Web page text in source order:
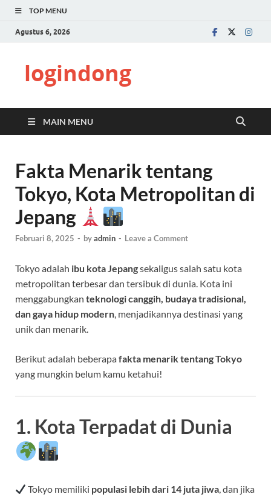
TOP MENU
Agustus 6, 2026
logindong
MAIN MENU
Fakta Menarik tentang
Tokyo, Kota Metropolitan di
Jepang
Februari 8, 2025 - byadmin - Leave a Comment
Tokyo adalah ibu kota Jepangsekaligus salah satu kota
metropolitan terbesar dan tersibuk di dunia. Kota ini
menggabungkan teknologi canggih, budaya tradisional,
dan gaya hidup modern, menjadikannya destinasi yang
unik dan menarik.
Berikut adalah beberapafakta menarik tentang Tokyo
yang mungkin belum kamu ketahui!
1. Kota Terpadat di Dunia
Tokyo memiliki populasi lebih dari 14 juta jiwa, dan jika